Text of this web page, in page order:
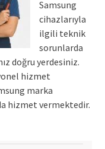
Samsung
cihazlarıyla
ilgili teknik
sorunlarda
doğru yerdesiniz.
hizmet
marka
hizmet vermektedir.